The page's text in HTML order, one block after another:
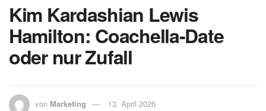
Kim Kardashian Lewis
Hamilton: Coachella-Date
oder nur Zufall
von Marketing 13. April 2026